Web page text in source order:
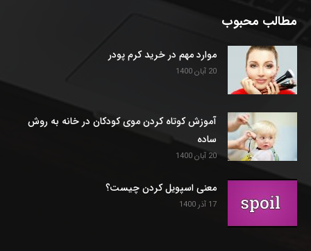
مطالب محبوب
موارد مهم در خرید کرم پودر
20 آبان 1400
آموزش کوتاه کردن موی کودکان در خانه به روش
ساده
20 آبان 1400
معنی اسپویل کردن چیست؟
17 آذر 1400